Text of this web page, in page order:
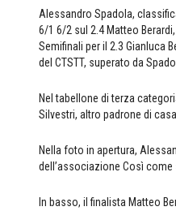
Alessandro Spadola,
6/1 6/2 sul 2.4 Matteo
Semifinali per il 2.3 Gianluca
del CTSTT, superato da
Nel tabellone di terza
Silvestri, altro padrone di
Nella foto in apertura,
dell’associazione Così come
In basso, il finalista Matteo